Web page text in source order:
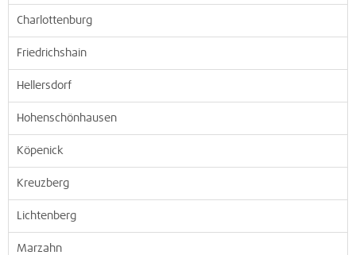
Charlottenburg
Friedrichshain
Hellersdorf
Hohenschönhausen
Köpenick
Kreuzberg
Lichtenberg
Marzahn